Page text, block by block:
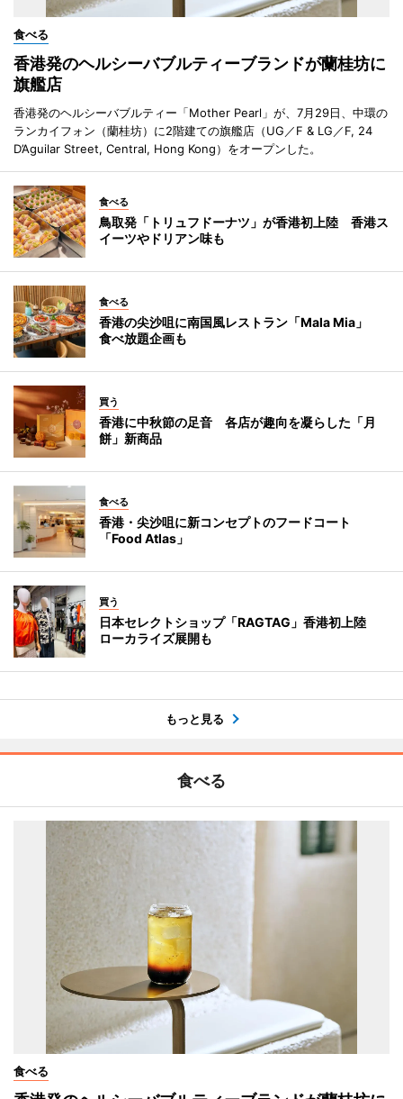
食べる
香港発のヘルシーバブルティーブランドが蘭桂坊に
旗艦店
香港発のヘルシーバブルティー「Mother Pearl」が、7月29日、中環の
ランカイフォン（蘭桂坊）に2階建ての旗艦店（UG／F & LG／F, 24
D’Aguilar Street, Central, Hong Kong）をオープンした。
食べる
鳥取発「トリュフドーナツ」が香港初上陸 香港ス
イーツやドリアン味も
食べる
香港の尖沙咀に南国風レストラン「Mala Mia」
食べ放題企画も
買う
香港に中秋節の足音 各店が趣向を凝らした「月
餅」新商品
食べる
香港・尖沙咀に新コンセプトのフードコート
「Food Atlas」
買う
日本セレクトショップ「RAGTAG」香港初上陸
ローカライズ展開も
もっと見る
食べる
食べる